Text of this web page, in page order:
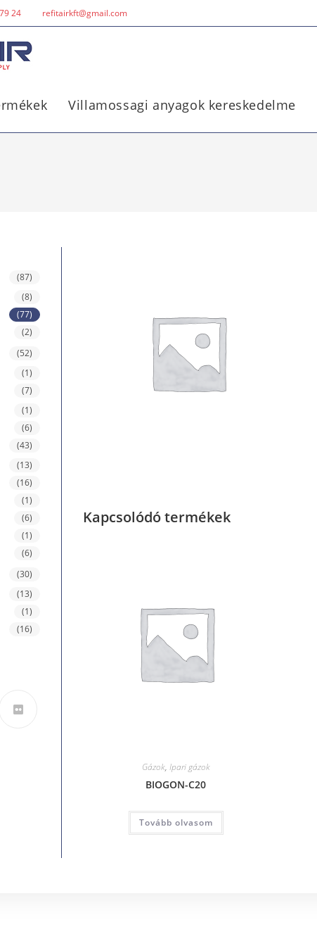
24 refitairkft@gmail.com
Villamossagi anyagok kereskedelme
Kapcsolódó termékek
Gázok, Ipari gázok
BIOGON-C20
Tovább olvasom
(87)
(8)
(77)
(2)
(52)
(1)
(7)
(1)
(6)
(43)
(13)
(16)
(1)
(6)
(1)
(6)
(30)
(13)
(1)
(16)